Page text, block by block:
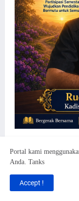
Portal kami
Anda. Tanks
Accept !